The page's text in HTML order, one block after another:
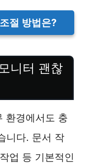
절 방법은?
니터 괜찮
환경에서도 충
니다. 문서 작
업 등 기본적인